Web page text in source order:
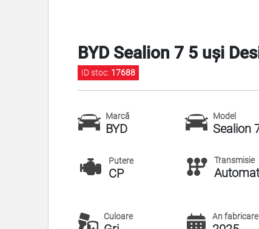
BYD Sealion 7 5 uși
ID stoc: 17688
Marcă
BYD
Model
Sealion
Putere
CP
Transmisie
Culoare An fabricare